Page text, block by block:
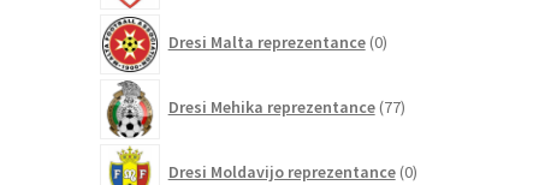
Dresi Malta reprezentance 0izdelkov
Dresi Mehika reprezentance 77izdelkov
Dresi Moldavijo reprezentance 0